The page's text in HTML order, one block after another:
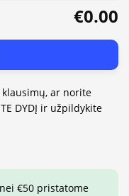
€0.00
ar norite
DYDĮ ir užpildykite
€50 pristatome